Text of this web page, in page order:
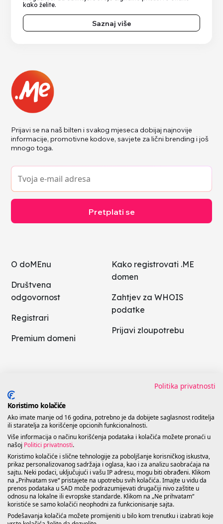
kako želite.
Saznaj više
Prijavi se na naš bilten i svakog mjeseca dobijaj najnovije
informacije, promotivne kodove, savjete za lični brending i još
mnogo toga.
Pretplati se
O doMEnu
Društvena
odgovornost
Registrari
Premium domeni
Kako registrovati .ME
domen
Zahtjev za WHOIS
podatke
Prijavi zloupotrebu
Novosti
Česta pitanja
Kontakt
Politika ISM
Politika privatnosti
Politika privatnosti
Koristimo kolačiće
Ako imate manje od 16 godina, potrebno je da dobijete saglasnost roditelja
ili staratelja za korišćenje opcionih funkcionalnosti.
Više informacija o načinu korišćenja podataka i kolačića možete pronaći u
našoj Politici privatnosti.
Koristimo kolačiće i slične tehnologije za poboljšanje korisničkog iskustva,
prikaz personalizovanog sadržaja i oglasa, kao i za analizu saobraćaja na
sajtu. Neki podaci, uključujući i vašu IP adresu, mogu biti obrađeni. Klikom
na „Prihvatam sve“ pristajete na upotrebu svih kolačića. Imajte u vidu da
prenos podataka u SAD može podrazumijevati drugačiji nivo zaštite u
odnosu na lokalne ili evropske standarde. Klikom na „Ne prihvatam“
koristiće se samo kolačići neophodni za funkcionisanje sajta.
Podešavanja kolačića možete promijeniti u bilo kom trenutku i izabrati koje